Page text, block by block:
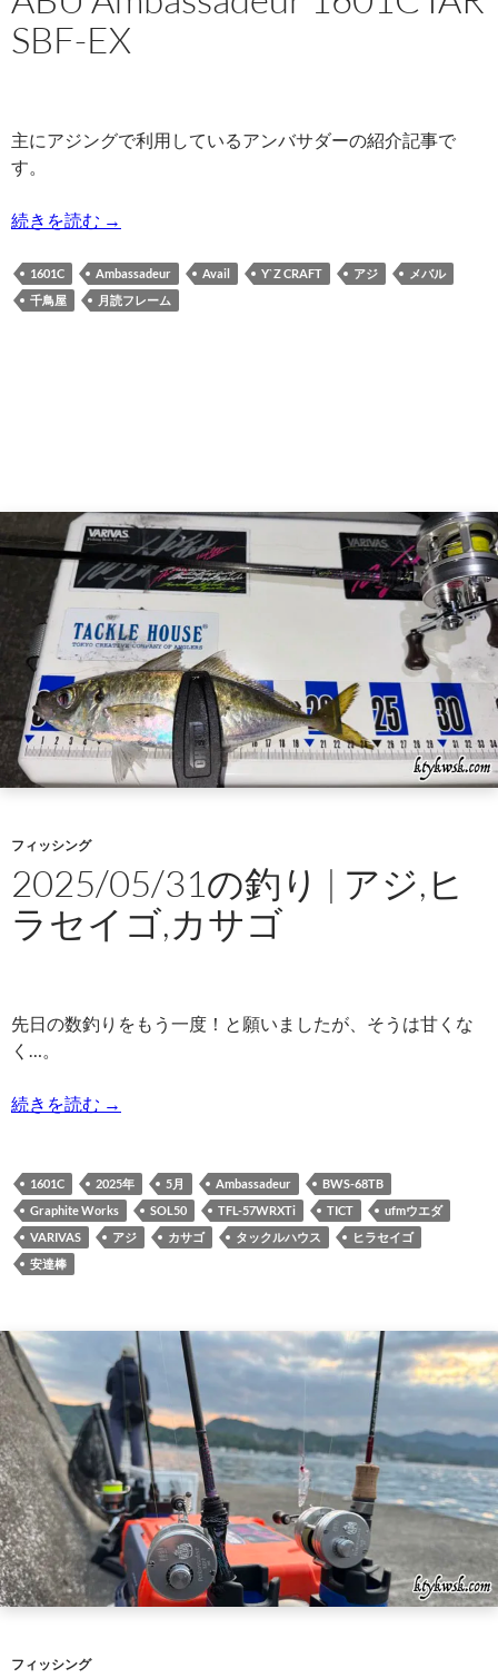
SBF-EX
主にアジングで利用しているアンバサダーの紹介記事で
す。
続きを読む ABU Ambassadeur 1601C IAR SBF-EX
→
1601C Ambassadeur Avail Y`Z CRAFT アジ
メバル
千鳥屋
月読フレーム
フィッシング
2025/05/31の釣り | アジ,ヒ
ラセイゴ,カサゴ
先日の数釣りをもう一度！と願いましたが、そうは甘くな
く…。
続きを読む 2025/05/31の釣り | アジ,ヒラセイゴ,カサゴ
→
1601C 2025年 5月 Ambassadeur
BWS-68TB
Graphite Works
SOL50 TFL-57WRXTi TICT
ufmウエダ
VARIVAS
アジ カサゴ タックルハウス
ヒラセイゴ
安達棒
フィッシング